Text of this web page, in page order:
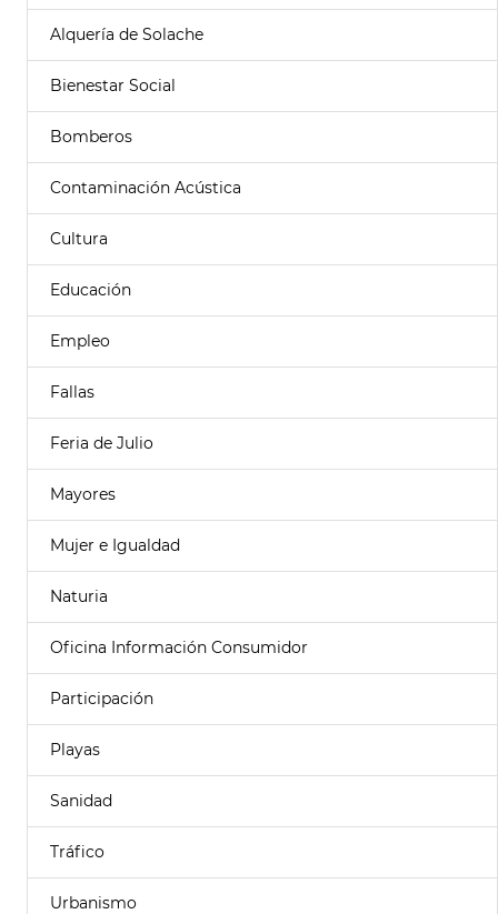
Alquería de Solache
Bienestar Social
Bomberos
Contaminación Acústica
Cultura
Educación
Empleo
Fallas
Feria de Julio
Mayores
Mujer e Igualdad
Naturia
Oficina Información Consumidor
Participación
Playas
Sanidad
Tráfico
Urbanismo